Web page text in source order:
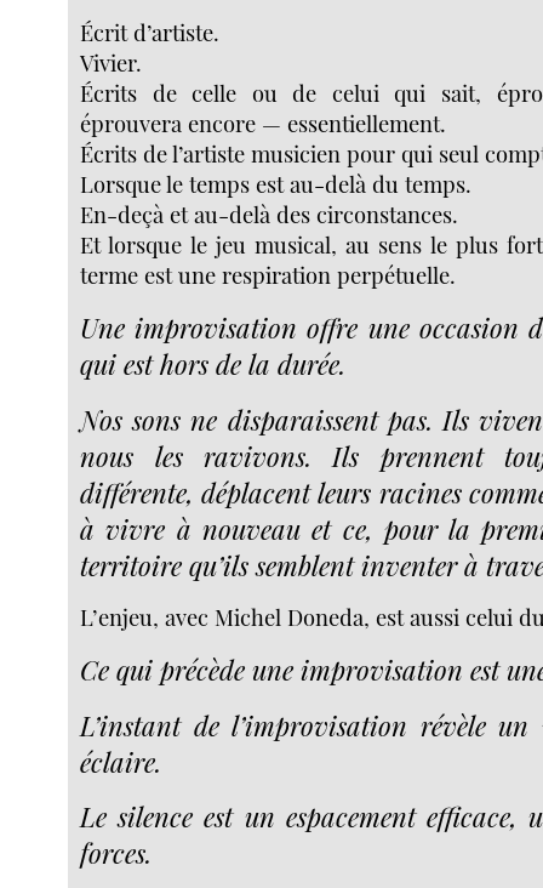
Écrit d’artiste.
Vivier.
Écrits de celle ou de celui qui sait,
éprouvera encore — essentiellement.
Écrits de l’artiste musicien pour qui seul
Lorsque le temps est au-delà du temps.
En-deçà et au-delà des circonstances.
Et lorsque le jeu musical, au sens le plus
terme est une respiration perpétuelle.
Une improvisation offre une occasion
qui est hors de la durée.
Nos sons ne disparaissent pas. Ils
nous les ravivons. Ils prennent
différente, déplacent leurs racines
à vivre à nouveau et ce, pour la
territoire qu’ils semblent inventer à
L’enjeu, avec Michel Doneda, est aussi celui
Ce qui précède une improvisation est
L’instant de l’improvisation révèle
éclaire.
Le silence est un espacement
forces.